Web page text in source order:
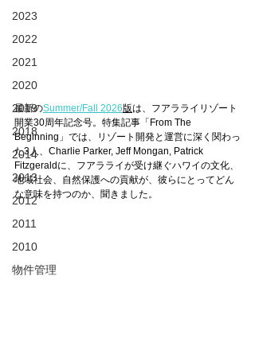
2023
2022
2021
2020
2019
2018
2014
2013
2012
2011
2010
物件管理
最新のSummer/Fall 2026版は、フアラライリゾート
開業30周年記念号。特集記事「From The
Beginning」では、リゾート開発と運営に深く関わっ
た3人、Charlie Parker, Jeff Mongan, Patrick
Fitzgeraldに、フアラライが受け継ぐハワイの文化、
地域社会、自然保護への貢献が、彼らにとってどん
な意味を持つのか、聞きました。